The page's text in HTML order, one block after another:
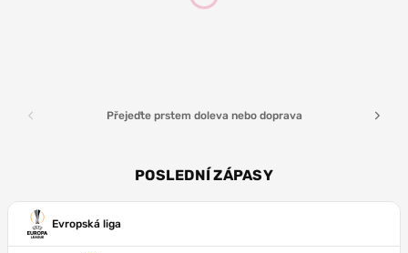
Přejeďte prstem doleva nebo doprava
POSLEDNÍ ZÁPASY
Evropská liga